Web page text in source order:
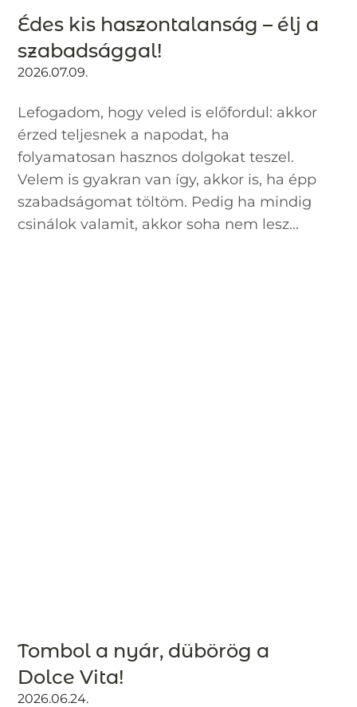
Édes kis haszontalanság – élj a
szabadsággal!
2026.07.09.
Lefogadom, hogy veled is előfordul: akkor
érzed teljesnek a napodat, ha
folyamatosan hasznos dolgokat teszel.
Velem is gyakran van így, akkor is, ha épp
szabadságomat töltöm. Pedig ha mindig
csinálok valamit, akkor soha nem lesz...
Tombol a nyár, dübörög a
Dolce Vita!
2026.06.24.